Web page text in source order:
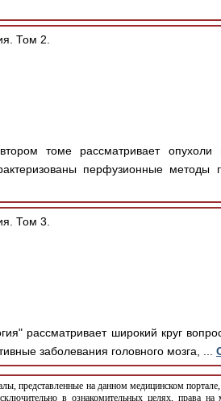
Том 2.
томе рассматривает опухоли
перфузионные методы
Том 3.
рассматривает широкий круг
заболевания головного мозга, ...
представленные на данном медицинском
в ознакомительных целях, права